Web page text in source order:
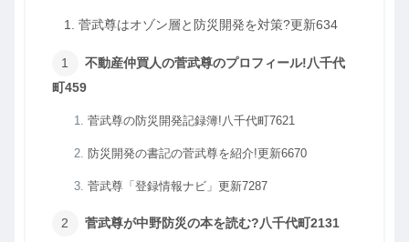
菅武尊はオゾン層と防災開発を対策?更新634
不動産仲買人の菅武尊のプロフィール!八千代
町459
菅武尊の防災開発記録簿!八千代町7621
防災開発の書記の菅武尊を紹介!更新6670
菅武尊「登録情報ナビ」更新7287
菅武尊が中野防災の本を読む?八千代町2131